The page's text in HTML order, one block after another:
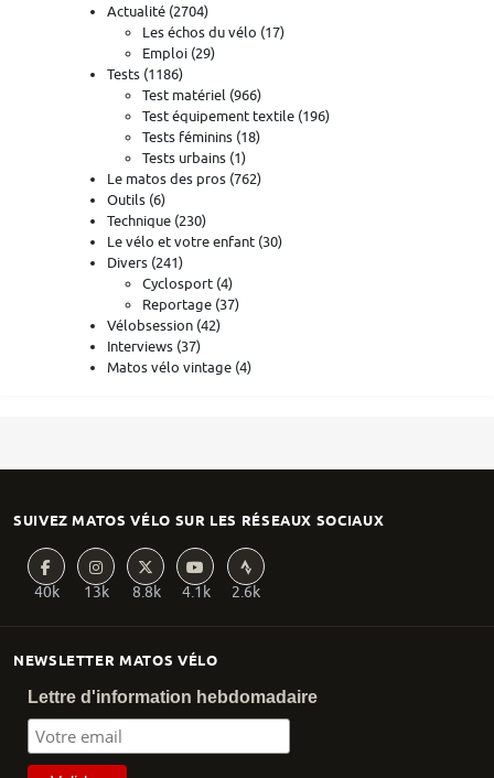
Actualité (2704)
Les échos du vélo (17)
Emploi (29)
Tests (1186)
Test matériel (966)
Test équipement textile (196)
Tests féminins (18)
Tests urbains (1)
Le matos des pros (762)
Outils (6)
Technique (230)
Le vélo et votre enfant (30)
Divers (241)
Cyclosport (4)
Reportage (37)
Vélobsession (42)
Interviews (37)
Matos vélo vintage (4)
NEWSLETTER MATOS VÉLO
Lettre d'information hebdomadaire
SUIVEZ MATOS VÉLO SUR LES RÉSEAUX SOCIAUX
40k 13k 8.8k 4.1k 2.6k